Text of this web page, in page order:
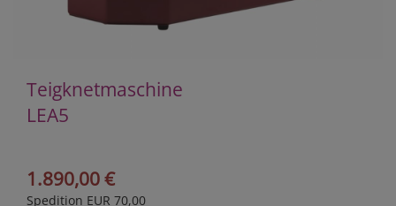
Teigknetmaschine
LEA5
1.890,00 €
Spedition EUR 70,00